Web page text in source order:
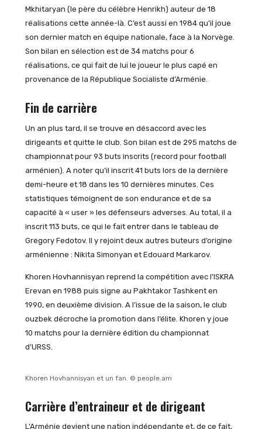
Mkhitaryan (le père du célèbre Henrikh) auteur de 18
réalisations cette année-là. C’est aussi en 1984 qu’il joue
son dernier match en équipe nationale, face à la Norvège.
Son bilan en sélection est de 34 matchs pour 6
réalisations, ce qui fait de lui le joueur le plus capé en
provenance de la République Socialiste d’Arménie.
Fin de carrière
Un an plus tard, il se trouve en désaccord avec les
dirigeants et quitte le club. Son bilan est de 295 matchs de
championnat pour 93 buts inscrits (record pour football
arménien). A noter qu’il inscrit 41 buts lors de la dernière
demi-heure et 18 dans les 10 dernières minutes. Ces
statistiques témoignent de son endurance et de sa
capacité à « user » les défenseurs adverses. Au total, il a
inscrit 113 buts, ce qui le fait entrer dans le tableau de
Gregory Fedotov. Il y rejoint deux autres buteurs d’origine
arménienne : Nikita Simonyan et Edouard Markarov.
Khoren Hovhannisyan reprend la compétition avec l’ISKRA
Erevan en 1988 puis signe au Pakhtakor Tashkent en
1990, en deuxième division. A l’issue de la saison, le club
ouzbek décroche la promotion dans l’élite. Khoren y joue
10 matchs pour la dernière édition du championnat
d’URSS.
Khoren Hovhannisyan et un fan. © people.am
Carrière d’entraineur et de dirigeant
L’Arménie devient une nation indépendante et, de ce fait,